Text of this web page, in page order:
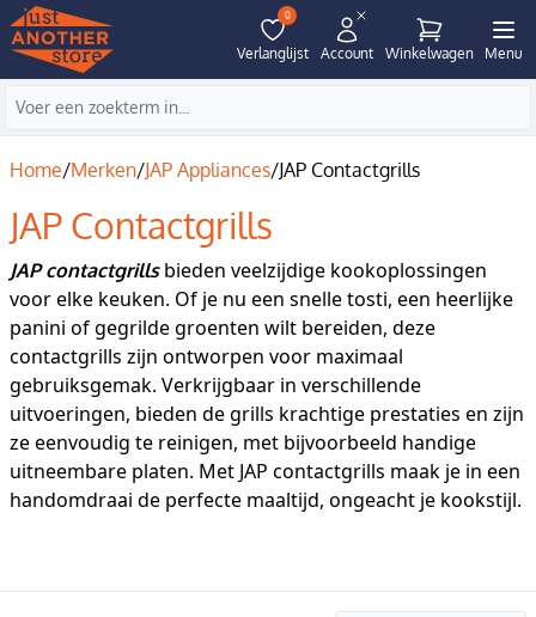
0
Verlanglijst Account Winkelwagen Menu
Home/Merken/JAP Appliances/JAP Contactgrills
JAP Contactgrills
JAP contactgrillsbieden veelzijdige kookoplossingen
voor elke keuken. Of je nu een snelle tosti, een heerlijke
panini of gegrilde groenten wilt bereiden, deze
contactgrills zijn ontworpen voor maximaal
gebruiksgemak. Verkrijgbaar in verschillende
uitvoeringen, bieden de grills krachtige prestaties en zijn
ze eenvoudig te reinigen, met bijvoorbeeld handige
uitneembare platen. Met JAP contactgrills maak je in een
handomdraai de perfecte maaltijd, ongeacht je kookstijl.